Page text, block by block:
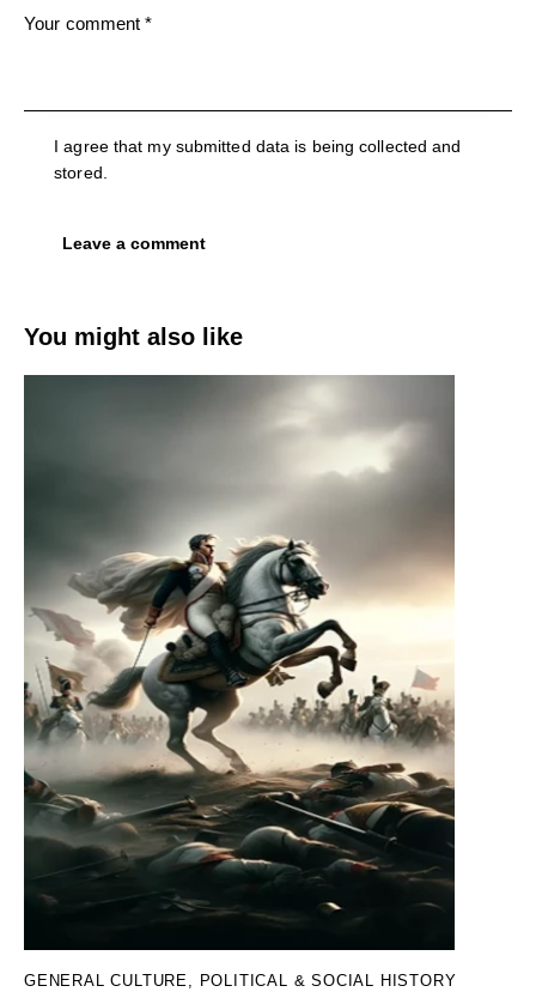
I agree that my submitted data is being collected and
stored.
You might also like
GENERAL CULTURE POLITICAL & SOCIAL HISTORY